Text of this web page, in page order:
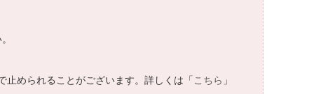
められることがございます。詳しくは「こちら 」